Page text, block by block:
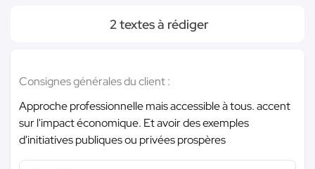
2 textes à rédiger
Consignes générales du client :
Approche professionnelle mais accessible à tous. accent
sur l'impact économique. Et avoir des exemples
d'initiatives publiques ou privées prospères